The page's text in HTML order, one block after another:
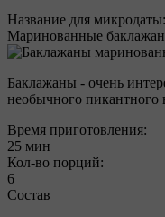
Название для микродаты:
Маринованные
Баклажаны - очень
необычного пикантного
Время приготовления:
25 мин
Кол-во порций:
6
Состав